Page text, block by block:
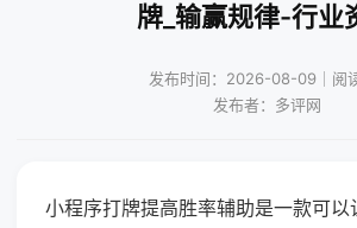
牌_输赢规律-行业
发布时间：2026-08-09｜阅
发布者：多评网
小程序打牌提高胜率辅助是一款可以